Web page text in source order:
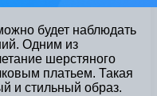
будет наблюдать
Одним из
шерстяного
платьем. Такая
и стильный образ.